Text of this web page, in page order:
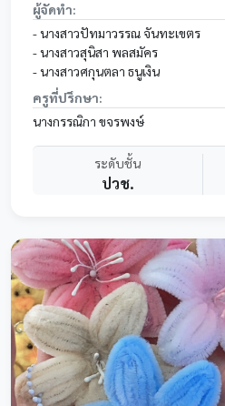
ผู้จัดทำ:
- นางสาวปัทมาวรรณ จันทะเขตร
- นางสาวสุนิสา พลสมัคร
- นางสาวศกุนตลา ธนูเงิน
ครูที่ปรึกษา:
นางกรรณิกา ขจรพงษ์
ระดับชั้น
ปวช.